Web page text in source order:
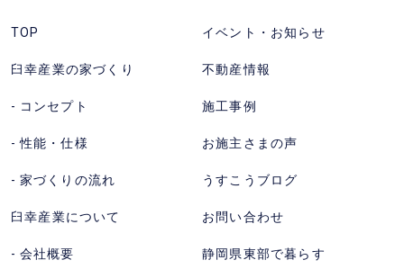
ヤ
を
か
る。
受
時
間
の
文
住
な
ら
幸
産
TOP
臼幸産業の家づくり
コンセプト
性能・仕様
家づくりの流れ
臼幸産業について
会社概要
イベント・お知らせ
不動産情報
施工事例
お施主さまの声
うすこうブログ
お問い合わせ
静岡県東部で暮らす